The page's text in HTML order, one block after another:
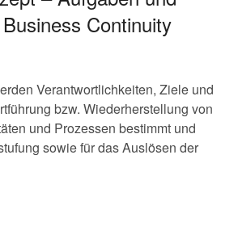
Continuity
Verantwortlichkeiten, Ziele und
bzw. Wiederherstellung von
und Prozessen bestimmt und
sowie für das Auslösen der